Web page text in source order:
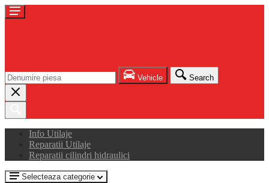
Vehicle Search
Info Utilaje
Reparatii Utilaje
Reparatii cilindri hidraulici
Selecteaza categorie